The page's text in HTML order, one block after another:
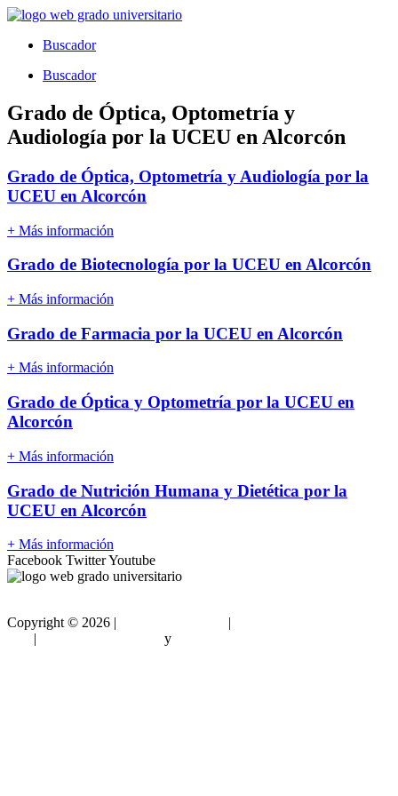
Ir
contenidoBuscador
Buscador
Grado de Óptica, Optometría y
Audiología por la UCEU en Alcorcón
Grado de Óptica, Optometría y Audiología por la
UCEU en Alcorcón
+ Más información
Grado de Biotecnología por la UCEU en Alcorcón
+ Más información
Grado de Farmacia por la UCEU en Alcorcón
+ Más información
Grado de Óptica y Optometría por la UCEU en
Alcorcón
+ Más información
Grado de Nutrición Humana y Dietética por la
UCEU en Alcorcón
+ Más información
Facebook TwitterYoutube
Copyright © 2026 | |
| y